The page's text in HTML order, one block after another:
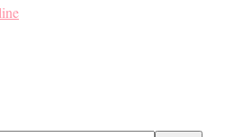
si un ghid de cumparare online